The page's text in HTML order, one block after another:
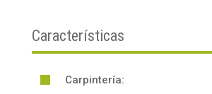
Características
Carpintería: